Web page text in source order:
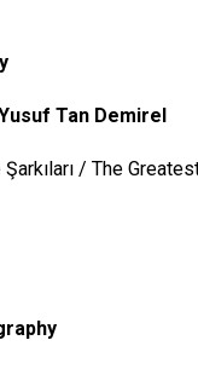
Tan Demirel
Şarkıları / The